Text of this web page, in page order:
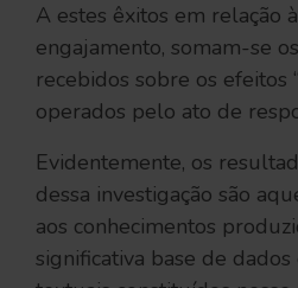
A estes êxitos em relação
engajamento, somam-se
recebidos sobre os efeitos
operados pelo ato de
Evidentemente, os
dessa investigação são
aos conhecimentos
significativa base de